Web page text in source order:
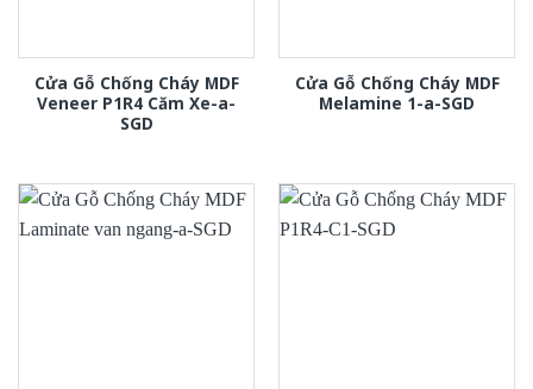
Cửa Gỗ Chống Cháy MDF
Veneer P1R4 Căm Xe-a-
SGD
Cửa Gỗ Chống Cháy MDF
Melamine 1-a-SGD